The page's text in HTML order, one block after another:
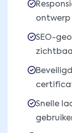
ontwerp
SEO-
Snelle